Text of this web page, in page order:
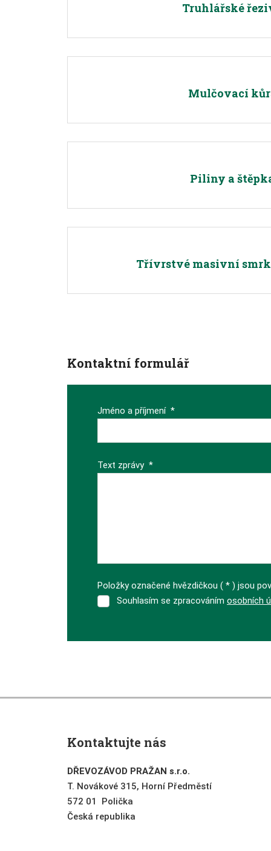
Truhlářské
Mulčovací
Piliny a
Třívrstvé masivní
Kontaktní formulář
Jméno a příjmení *
Text zprávy *
Položky označené hvězdičkou ( * ) jsou
Souhlasím
osobních
Souhlasím se zpracováním osobních
Kontaktujte nás
DŘEVOZÁVOD PRAŽAN s.r.o.
T. Novákové 315, Horní Předměstí
572 01 Polička
Česká republika